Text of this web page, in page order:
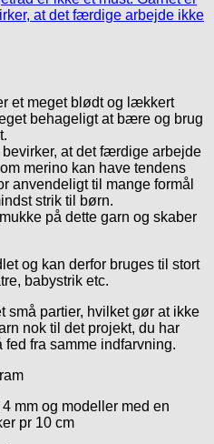
et meget blødt og lækkert
behageligt at bære og brug
at det færdige arbejde
merino kan have tendens
anvendeligt til mange formål
strik til børn.
på dette garn og skaber
og kan derfor bruges til stort
babystrik etc.
små partier, hvilket gør at ikke
nok til det projekt, du har
fra samme indfarvning.
mm og modeller med en
pr 10 cm